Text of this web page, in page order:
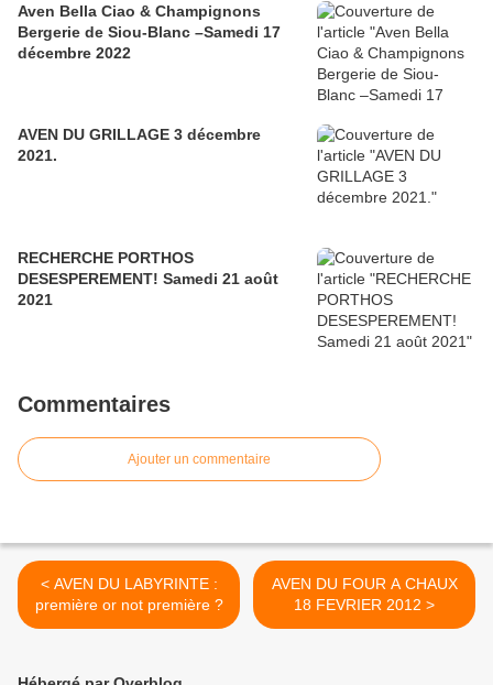
Aven Bella Ciao & Champignons
Bergerie de Siou-Blanc –Samedi 17
décembre 2022
AVEN DU GRILLAGE 3 décembre
2021.
RECHERCHE PORTHOS
DESESPEREMENT! Samedi 21 août
2021
Commentaires
Ajouter un commentaire
< AVEN DU LABYRINTE :
première or not première ?
AVEN DU FOUR A CHAUX
18 FEVRIER 2012 >